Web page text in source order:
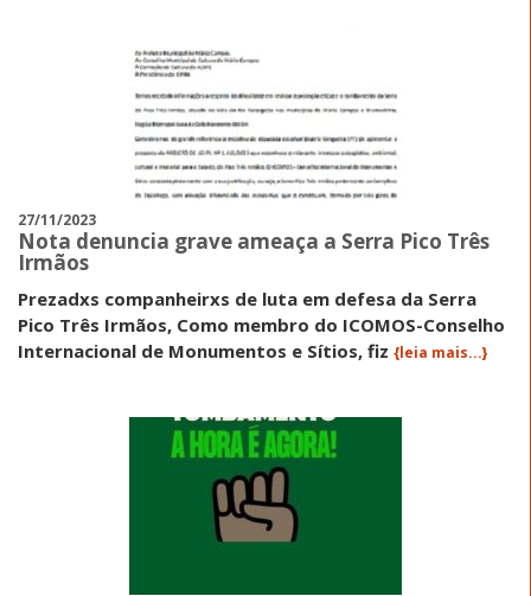
27/11/2023
Nota denuncia grave ameaça a Serra Pico Três
Irmãos
Prezadxs companheirxs de luta em defesa da Serra
Pico Três Irmãos, Como membro do ICOMOS-Conselho
Internacional de Monumentos e Sítios, fiz {leia mais...}